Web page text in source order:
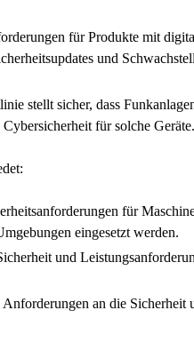
für Produkte mit
und
stellt sicher, dass
für solche Geräte.
für
eingesetzt werden.
und
an die